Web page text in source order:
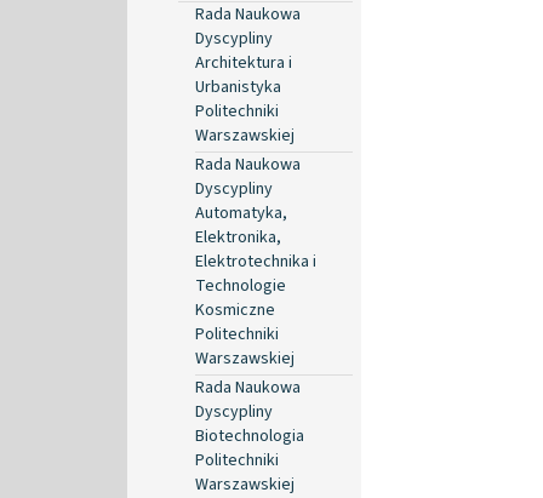
Rada Naukowa
Dyscypliny
Architektura i
Urbanistyka
Politechniki
Warszawskiej
Rada Naukowa
Dyscypliny
Automatyka,
Elektronika,
Elektrotechnika i
Technologie
Kosmiczne
Politechniki
Warszawskiej
Rada Naukowa
Dyscypliny
Biotechnologia
Politechniki
Warszawskiej